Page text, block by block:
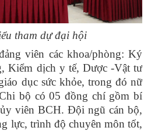
tham dự đại hội
viên các khoa/phòng: Ký
Kiểm dịch y tế, Dược -Vật tư
dục sức khỏe, trong đó nữ
bộ có 05 đồng chí gồm bí
viên BCH. Đội ngũ cán bộ,
lực, trình độ chuyên môn tốt,